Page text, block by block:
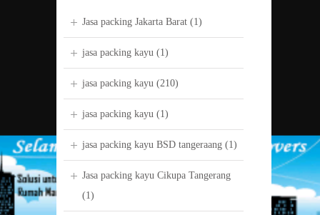
Jasa packing Jakarta Barat (1)
jasa packing kayu (1)
jasa packing kayu (210)
jasa packing kayu (1)
jasa packing kayu BSD tangeraang (1)
Jasa packing kayu Cikupa Tangerang
(1)